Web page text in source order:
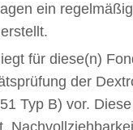
ein
für diese(n)
der
Typ B) vor.